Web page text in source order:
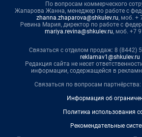
По вопросам коммерческого
Жапарова Жанна, менеджер по работе с
zhanna.zhaparova@shkulev.ru, моб. +
Ревина Мария, директор по работе с
mariya.revina@shkulev.ru, моб. +7
Связаться с отделом продаж: 8 (8442)
reklamav1@shkulev.ru
Редакция сайта не несет
информации, содержащейся в
Связаться по вопросам партнёрства:
Информация об
Политика использования
Рекомендательные